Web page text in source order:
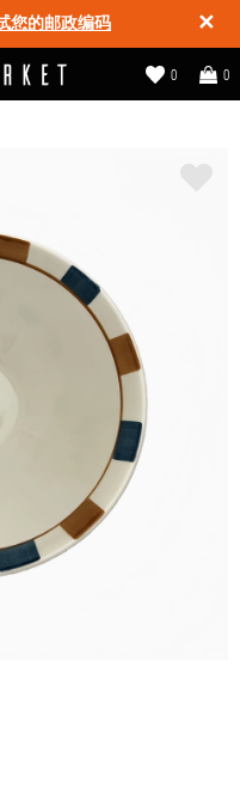
✕
您的邮政编码
0
0